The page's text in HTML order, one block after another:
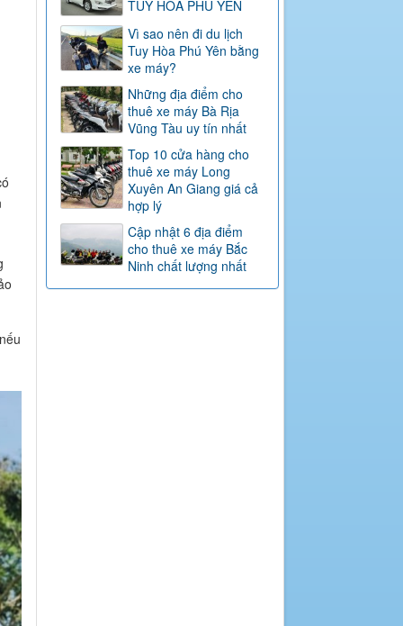
TUY HÒA PHÚ YÊN
Vì sao nên đi du lịch
Tuy Hòa Phú Yên bằng
xe máy?
Những địa điểm cho
thuê xe máy Bà Rịa
Vũng Tàu uy tín nhất
Top 10 cửa hàng cho
thuê xe máy Long
Xuyên An Giang giá cả
hợp lý
Cập nhật 6 địa điểm
cho thuê xe máy Bắc
Ninh chất lượng nhất